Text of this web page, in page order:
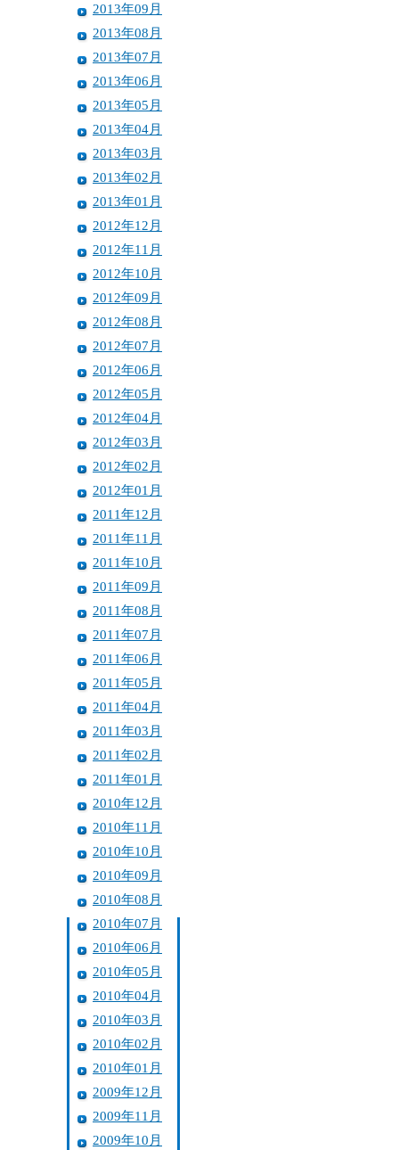
2013年09月
2013年08月
2013年07月
2013年06月
2013年05月
2013年04月
2013年03月
2013年02月
2013年01月
2012年12月
2012年11月
2012年10月
2012年09月
2012年08月
2012年07月
2012年06月
2012年05月
2012年04月
2012年03月
2012年02月
2012年01月
2011年12月
2011年11月
2011年10月
2011年09月
2011年08月
2011年07月
2011年06月
2011年05月
2011年04月
2011年03月
2011年02月
2011年01月
2010年12月
2010年11月
2010年10月
2010年09月
2010年08月
2010年07月
2010年06月
2010年05月
2010年04月
2010年03月
2010年02月
2010年01月
2009年12月
2009年11月
2009年10月